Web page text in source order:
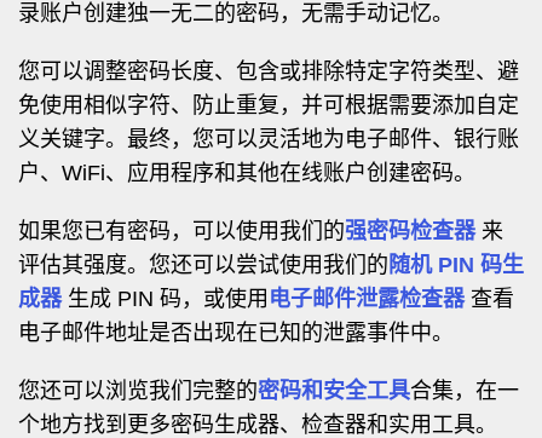
录账户创建独一无二的密码，无需手动记忆。
您可以调整密码长度、包含或排除特定字符类型、避
免使用相似字符、防止重复，并可根据需要添加自定
义关键字。最终，您可以灵活地为电子邮件、银行账
户、WiFi、应用程序和其他在线账户创建密码。
如果您已有密码，可以使用我们的强密码检查器来
评估其强度。您还可以尝试使用我们的 随机 PIN 码生
成器生成 PIN 码，或使用 电子邮件泄露检查器查看
电子邮件地址是否出现在已知的泄露事件中。
您还可以浏览我们完整的密码和安全工具合集，在一
个地方找到更多密码生成器、检查器和实用工具。